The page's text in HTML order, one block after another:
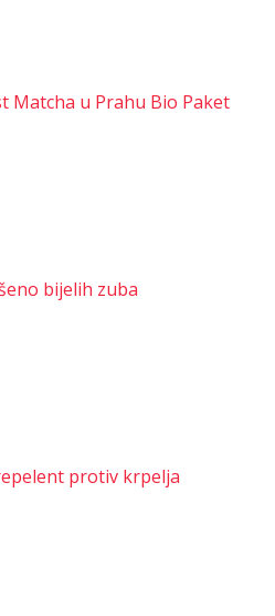
Matcha u Prahu Bio Paket
bijelih zuba
protiv krpelja